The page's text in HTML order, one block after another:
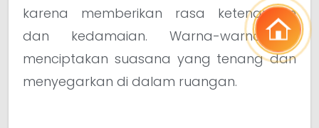
karena memberikan rasa ketenangan
dan kedamaian. Warna-warna ini
menciptakan suasana yang tenang dan
menyegarkan di dalam ruangan.